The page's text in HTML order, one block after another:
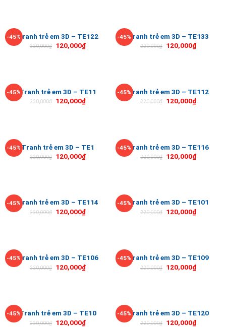
-45%Tranh trẻ em 3D – TE122
220,000₫ 120,000₫
-45%Tranh trẻ em 3D – TE133
220,000₫ 120,000₫
-45%Tranh trẻ em 3D – TE11
220,000₫ 120,000₫
-45%Tranh trẻ em 3D – TE112
220,000₫ 120,000₫
-45% Tranh trẻ em 3D – TE1
220,000₫ 120,000₫
-45%Tranh trẻ em 3D – TE116
220,000₫ 120,000₫
-45%Tranh trẻ em 3D – TE114
220,000₫ 120,000₫
-45%Tranh trẻ em 3D – TE101
220,000₫ 120,000₫
-45%Tranh trẻ em 3D – TE106
220,000₫ 120,000₫
-45%Tranh trẻ em 3D – TE109
220,000₫ 120,000₫
-45%Tranh trẻ em 3D – TE10
220,000₫ 120,000₫
-45%Tranh trẻ em 3D – TE120
220,000₫ 120,000₫